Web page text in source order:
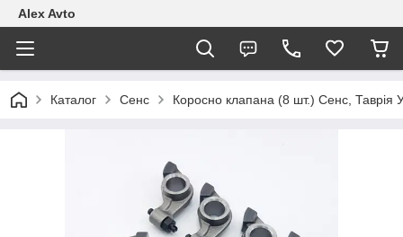
Alex Avto
Каталог Сенс Коросно клапана (8 шт.) Сенс, Таврія